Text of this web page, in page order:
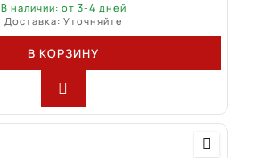
В наличии: от 3-4 дней
Доставка: Уточняйте
В КОРЗИНУ